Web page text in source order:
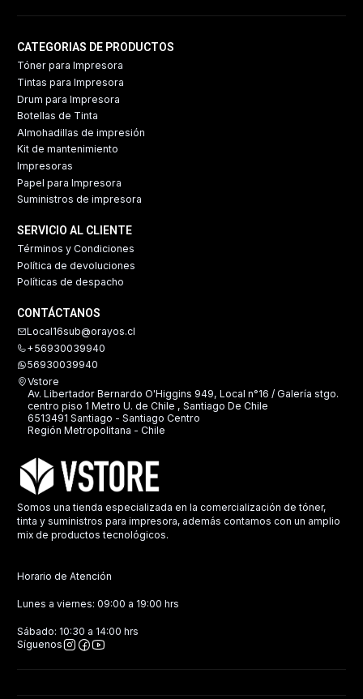
CATEGORIAS DE PRODUCTOS
Tóner para Impresora
Tintas para Impresora
Drum para Impresora
Botellas de Tinta
Almohadillas de impresión
Kit de mantenimiento
Impresoras
Papel para Impresora
Suministros de impresora
SERVICIO AL CLIENTE
Términos y Condiciones
Política de devoluciones
Políticas de despacho
CONTÁCTANOS
Local16sub@orayos.cl
+56930039940
56930039940
Vstore
Av. Libertador Bernardo O'Higgins 949, Local n°16 / Galería stgo.
centro piso 1 Metro U. de Chile , Santiago De Chile
6513491 Santiago - Santiago Centro
Región Metropolitana - Chile
Somos una tienda especializada en la comercialización de tóner,
tinta y suministros para impresora, además contamos con un amplio
mix de productos tecnológicos.
Horario de Atención
Lunes a viernes: 09:00 a 19:00 hrs
Sábado: 10:30 a 14:00 hrs
Síguenos